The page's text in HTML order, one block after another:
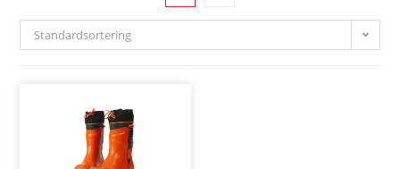
Standardsortering